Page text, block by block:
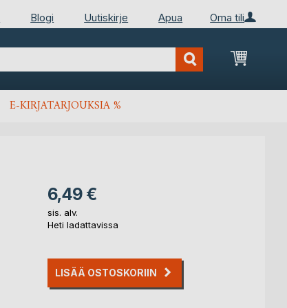
Oma tili
Blogi Uutiskirje Apua
E-KIRJATARJOUKSIA %
6,49 €
sis. alv.
Heti ladattavissa
LISÄÄ OSTOSKORIIN